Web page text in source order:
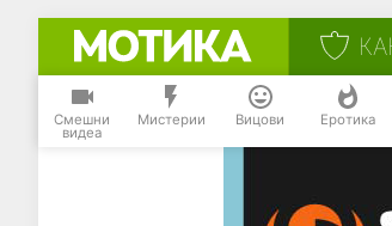
Смешни
видеа
Мистерии Вицови Еротика